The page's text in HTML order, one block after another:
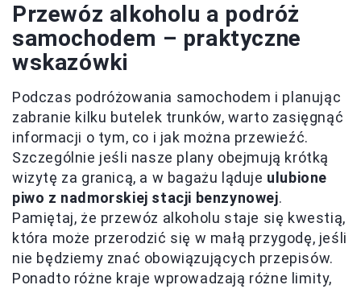
Przewóz alkoholu a podróż
samochodem – praktyczne
wskazówki
Podczas podróżowania samochodem i planując
zabranie kilku butelek trunków, warto zasięgnąć
informacji o tym, co i jak można przewieźć.
Szczególnie jeśli nasze plany obejmują krótką
wizytę za granicą, a w bagażu ląduje ulubione
piwo z nadmorskiej stacji benzynowej.
Pamiętaj, że przewóz alkoholu staje się kwestią,
która może przerodzić się w małą przygodę, jeśli
nie będziemy znać obowiązujących przepisów.
Ponadto różne kraje wprowadzają różne limity,